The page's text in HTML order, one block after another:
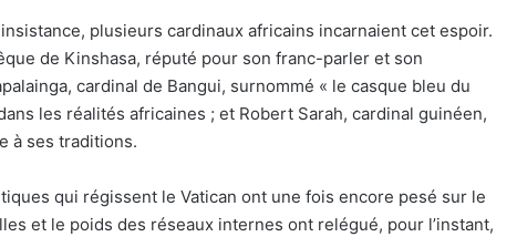
plusieurs cardinaux africains incarnaient cet espoir.
de Kinshasa, réputé pour son franc-parler et son
cardinal de Bangui, surnommé « le casque bleu du
les réalités africaines ; et Robert Sarah, cardinal guinéen,
à ses traditions.
qui régissent le Vatican ont une fois encore pesé sur le
et le poids des réseaux internes ont relégué, pour l’instant,